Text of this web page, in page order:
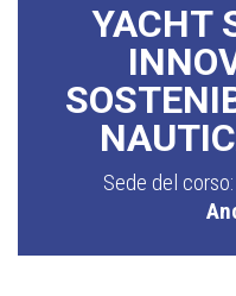
YACHT
Sede del